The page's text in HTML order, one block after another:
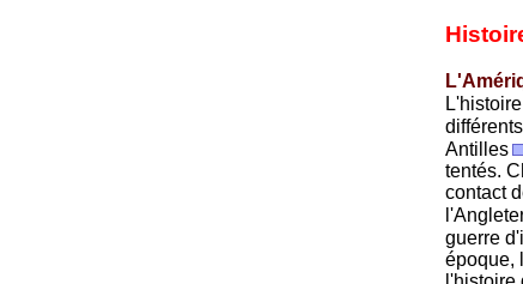
Antilles
tentés.
contact
guerre
époque,